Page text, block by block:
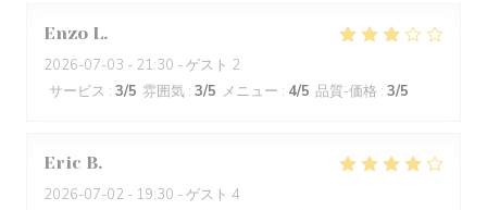
Enzo L
2026-07-03 - 21:30 - ゲスト 2
サービス : 3/5 雰囲気 : 3/5 メニュー : 4/5 品質-価格 : 3/5
Eric B
2026-07-02 - 19:30 - ゲスト 4